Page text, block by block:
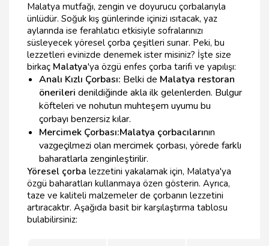
Malatya mutfağı, zengin ve doyurucu çorbalarıyla
ünlüdür. Soğuk kış günlerinde içinizi ısıtacak, yaz
aylarında ise ferahlatıcı etkisiyle sofralarınızı
süsleyecek yöresel çorba çeşitleri sunar. Peki, bu
lezzetleri evinizde denemek ister misiniz? İşte size
birkaç Malatya'ya özgü enfes çorba tarifi ve yapılışı:
Analı Kızlı Çorbası: Belki de Malatya restoran
önerileri denildiğinde akla ilk gelenlerden. Bulgur
köfteleri ve nohutun muhteşem uyumu bu
çorbayı benzersiz kılar.
Mercimek Çorbası:Malatya çorbacılarının
vazgeçilmezi olan mercimek çorbası, yörede farklı
baharatlarla zenginleştirilir.
Yöresel çorba lezzetini yakalamak için, Malatya'ya
özgü baharatları kullanmaya özen gösterin. Ayrıca,
taze ve kaliteli malzemeler de çorbanın lezzetini
artıracaktır. Aşağıda basit bir karşılaştırma tablosu
bulabilirsiniz: